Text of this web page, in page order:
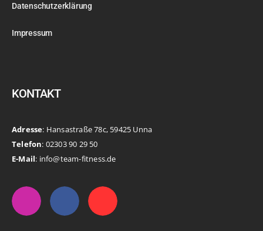
Datenschutzerklärung
Impressum
KONTAKT
Adresse: Hansastraße 78c, 59425 Unna
Telefon: 02303 90 29 50
E-Mail: info@team-fitness.de